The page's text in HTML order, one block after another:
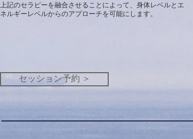
上記のセラピーを融合させることによって、身体レベルとエ
ネルギーレベルからのアプローチを可能にします。
セッション予約 ＞